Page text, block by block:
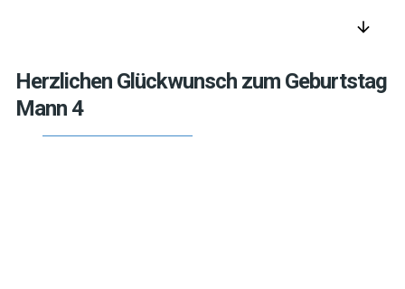
arrow_downward
Herzlichen Glückwunsch zum Geburtstag
Mann 4